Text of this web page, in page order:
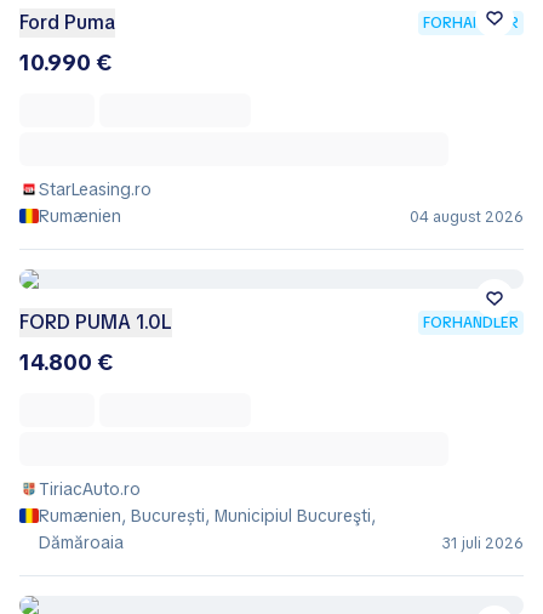
Ford Puma FORHANDLER
10.990 €
StarLeasing.ro
Rumænien
04 august 2026
FORD PUMA 1.0L FORHANDLER
14.800 €
TiriacAuto.ro
Rumænien, București, Municipiul Bucureşti,
Dămăroaia
31 juli 2026